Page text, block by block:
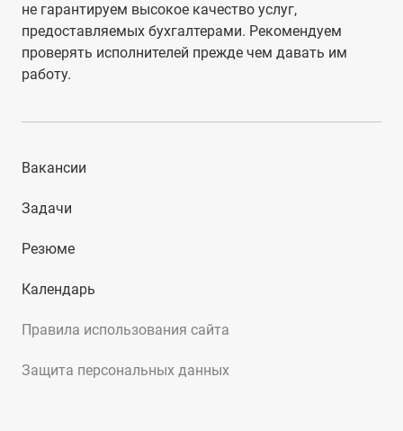
не гарантируем высокое качество услуг,
предоставляемых бухгалтерами. Рекомендуем
проверять исполнителей прежде чем давать им
работу.
Правила использования сайта
Защита персональных данных
Вакансии
Задачи
Резюме
Календарь